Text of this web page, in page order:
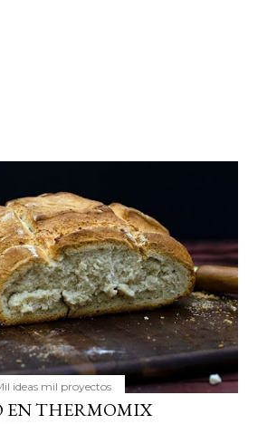
ideas mil proyectos
EN THERMOMIX